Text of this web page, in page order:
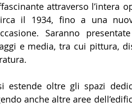
attraverso l’intera
il 1934, fino a una
Saranno
e media, tra cui pittura,
estende oltre gli spazi
anche altre aree